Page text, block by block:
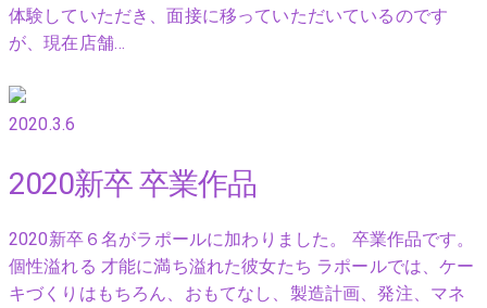
体験していただき、面接に移っていただいているのです
が、現在店舗…
2020.3.6
2020新卒 卒業作品
2020新卒６名がラポールに加わりました。 卒業作品です。
個性溢れる 才能に満ち溢れた彼女たち ラポールでは、ケー
キづくりはもちろん、おもてなし、製造計画、発注、マネ